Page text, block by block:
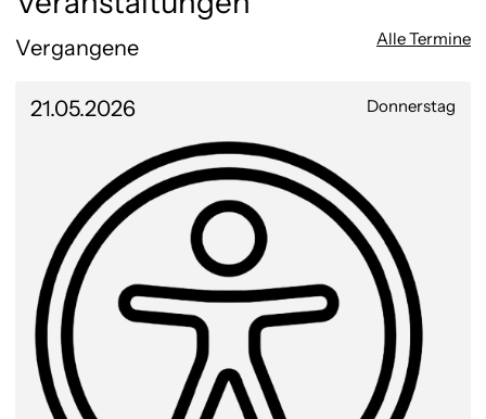
Vergangene Alle Termine
21.05.2026 Donnerstag